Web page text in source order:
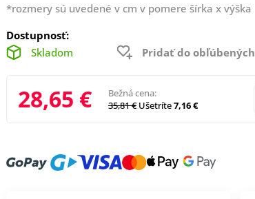
*rozmery sú uvedené v cm v pomere šírka x výška
Dostupnosť:
Skladom
Pridať do obľúbených
28,65 €
Bežná cena:
35,81 € Ušetríte7,16 €